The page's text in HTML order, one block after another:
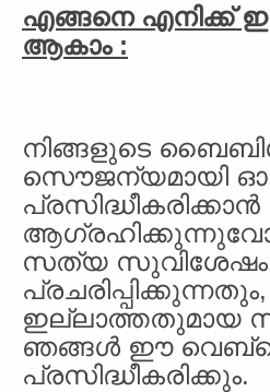
എങ്ങനെ എനിക്ക്
ആകാം :
നിങ്ങളുടെ
സൌജന്യമായി
പ്രസിദ്ധീകരിക്കാന്‍
സത്യ സുവിശേഷം
ഇല്ലാത്തതുമായ
ഞങ്ങള്‍ ഈ
പ്രസിദ്ധീകരിക്കും.